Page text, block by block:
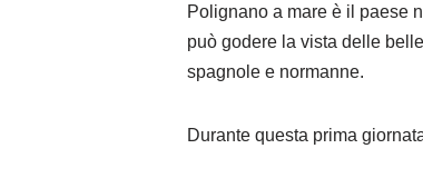
Polignano a mare è il paese
può godere la vista delle
spagnole e normanne.
Durante questa prima